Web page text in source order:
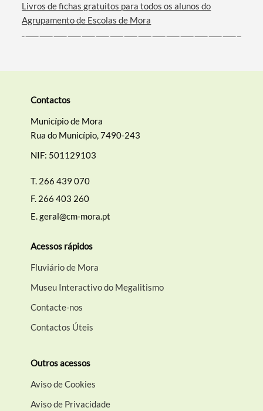
Livros de fichas gratuitos para todos os alunos do
Agrupamento de Escolas de Mora
Contactos
Município de Mora
Rua do Município, 7490-243
NIF: 501129103
T. 266 439 070
F. 266 403 260
E.geral@cm-mora.pt
Acessos rápidos
Fluviário de Mora
Museu Interactivo do Megalitismo
Contacte-nos
Contactos Úteis
Outros acessos
Aviso de Cookies
Aviso de Privacidade